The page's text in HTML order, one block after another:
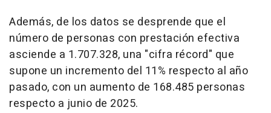
Además, de los datos se desprende que el
número de personas con prestación efectiva
asciende a 1.707.328, una "cifra récord" que
supone un incremento del 11% respecto al año
pasado, con un aumento de 168.485 personas
respecto a junio de 2025.